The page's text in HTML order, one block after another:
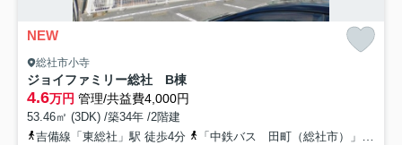
NEW
総社市小寺
ジョイファミリー総社 B棟
4.6万円 管理/共益費4,000円
53.46㎡ (3DK) /築34年 /2階建
吉備線「東総社」駅 徒歩4分
「中鉄バス 田町（総社市）」バス停下車 徒歩5分